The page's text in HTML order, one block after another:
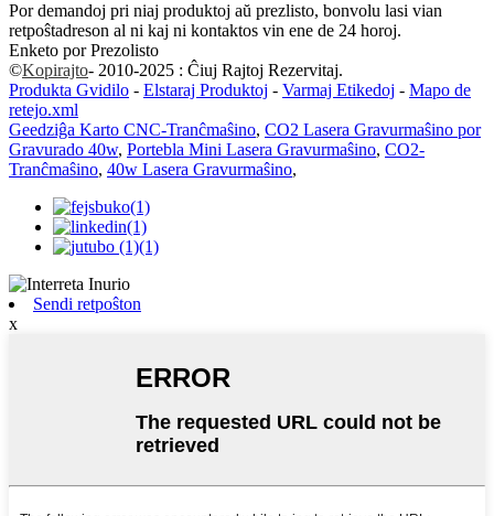
Por demandoj pri niaj produktoj aŭ prezlisto, bonvolu lasi vian
retpoŝtadreson al ni kaj ni kontaktos vin ene de 24 horoj.
Enketo por Prezolisto
©Kopirajto- 2010-2025 : Ĉiuj Rajtoj Rezervitaj.
Produkta Gvidilo - Elstaraj Produktoj - Varmaj Etikedoj - Mapo de
retejo.xml
Geedziĝa Karto CNC-Tranĉmaŝino, CO2 Lasera Gravurmaŝino por
Gravurado 40w, Portebla Mini Lasera Gravurmaŝino, CO2-
Tranĉmaŝino, 40w Lasera Gravurmaŝino,
Sendi retpoŝton
x